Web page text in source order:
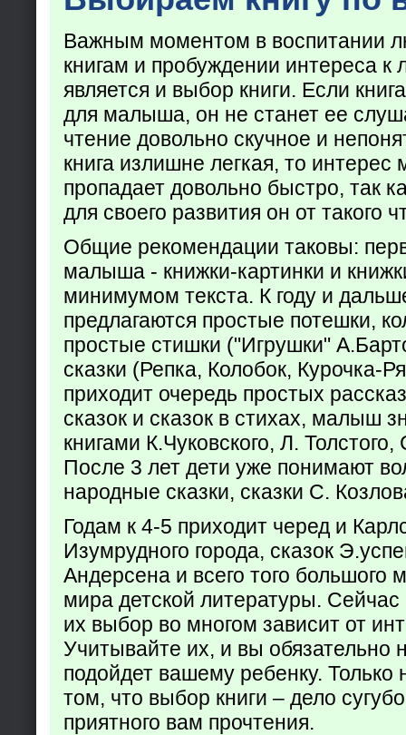
Важным моментом в воспитании
книгам и пробуждении интереса к
является и выбор книги. Если
для малыша, он не станет ее
чтение довольно скучное и
книга излишне легкая, то
пропадает довольно быстро, так
для своего развития он от такого
Общие рекомендации таковы:
малыша - книжки-картинки и
минимумом текста. К году и
предлагаются простые потешки,
простые стишки ("Игрушки"
сказки (Репка, Колобок, Курочка-
приходит очередь простых
сказок и сказок в стихах, малыш
книгами К.Чуковского, Л.
После 3 лет дети уже понимают
народные сказки, сказки С.
Годам к 4-5 приходит черед и
Изумрудного города, сказок
Андерсена и всего того большого
мира детской литературы. Сейчас
их выбор во многом зависит от
Учитывайте их, и вы обязательно
подойдет вашему ребенку. Только
том, что выбор книги – дело
приятного вам прочтения.